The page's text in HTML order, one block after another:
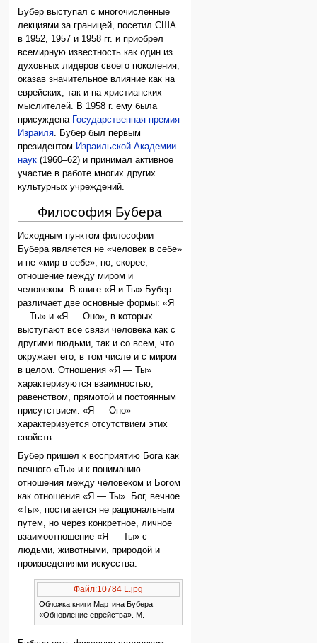
Бубер выступал с многочисленные
лекциями за границей, посетил США
в 1952, 1957 и 1958 гг. и приобрел
всемирную известность как один из
духовных лидеров своего поколения,
оказав значительное влияние как на
еврейских, так и на христианских
мыслителей. В 1958 г. ему была
присуждена Государственная премия
Израиля . Бубер был первым
президентом Израильской Академии
наук (1960–62) и принимал активное
участие в работе многих других
культурных учреждений.
Философия Бубера
Исходным пунктом философии
Бубера является не «человек в себе»
и не «мир в себе», но, скорее,
отношение между миром и
человеком. В книге «Я и Ты» Бубер
различает две основные формы: «Я
— Ты» и «Я — Оно», в которых
выступают все связи человека как с
другими людьми, так и со всем, что
окружает его, в том числе и с миром
в целом. Отношения «Я — Ты»
характеризуются взаимностью,
равенством, прямотой и постоянным
присутствием. «Я — Оно»
характеризуется отсутствием этих
свойств.
Бубер пришел к восприятию Бога как
вечного «Ты» и к пониманию
отношения между человеком и Богом
как отношения «Я — Ты». Бог, вечное
«Ты», постигается не рациональным
путем, но через конкретное, личное
взаимоотношение «Я — Ты» с
людьми, животными, природой и
произведениями искусства.
Файл:10784 L.jpg
Обложка книги Мартина Бубера
«Обновление еврейства». М.